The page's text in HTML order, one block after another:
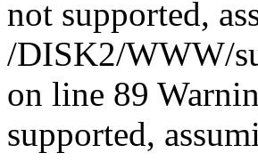
not supported,
/DISK2/WWW/
on line 89
supported,